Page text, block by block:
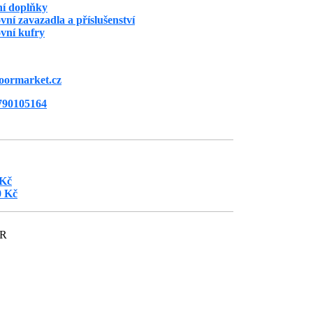
doplňky
zavazadla a příslušenství
kufry
Kč